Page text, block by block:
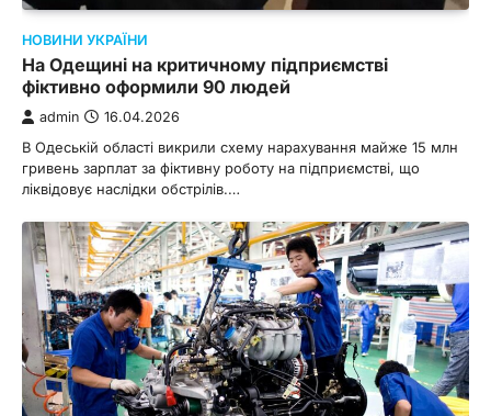
НОВИНИ УКРАЇНИ
На Одещині на критичному підприємстві
фіктивно оформили 90 людей
admin 16.04.2026
В Одеській області викрили схему нарахування майже 15 млн
гривень зарплат за фіктивну роботу на підприємстві, що
ліквідовує наслідки обстрілів.…